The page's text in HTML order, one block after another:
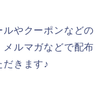
やクーポンなどの
ルマガなどで配布
だきます♪